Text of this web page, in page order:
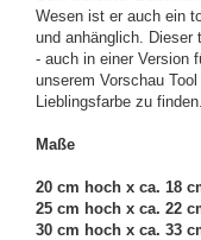
Wesen ist er auch ein
und anhänglich. Dieser
- auch in einer Version
unserem Vorschau
Lieblingsfarbe zu finden.
Maße
20 cm hoch x ca. 18
25 cm hoch x ca. 22
30 cm hoch x ca. 33